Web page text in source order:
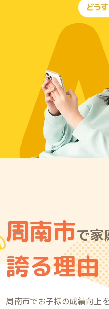
周南市で家
誇る理由
周南市でお子様の成績向上